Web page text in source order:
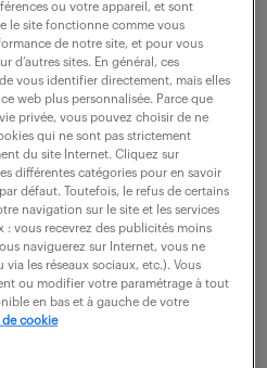
Véritable "business partner",
le...
(f/h)
ou votre appareil, et sont
le site fonctionne comme vous
de notre site, et pour vous
d’autres sites. En général, ces
vous identifier directement, mais elles
web plus personnalisée. Parce que
privée, vous pouvez choisir de ne
qui ne sont pas strictement
du site Internet. Cliquez sur
différentes catégories pour en savoir
défaut. Toutefois, le refus de certains
navigation sur le site et les services
: vous recevrez des publicités moins
naviguerez sur Internet, vous ne
les réseaux sociaux, etc.). Vous
ou modifier votre paramétrage à tout
en bas et à gauche de votre
de cookie